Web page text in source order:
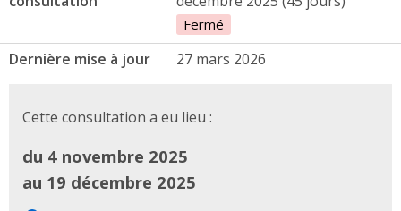
Fermé
Dernière mise à jour 27 mars 2026
Cette consultation a eu lieu :
du 4 novembre 2025
au 19 décembre 2025